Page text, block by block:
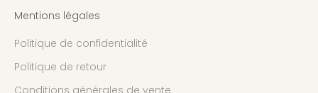
Mentions légales
Politique de confidentialité
Politique de retour